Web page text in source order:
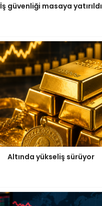
İş güvenliği masaya yatırıldı
Altında yükseliş sürüyor